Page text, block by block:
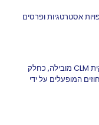
אסטרטגיות ופרסים
KKR משיגה את הרוב ב-Agiloft, ספקית CLM מובילה, כחלק
המופעלים על ידי